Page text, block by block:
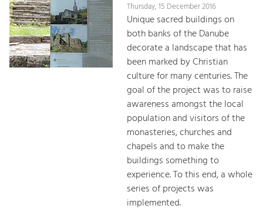
Thursday, 15 December 2016
Unique sacred buildings on
both banks of the Danube
decorate a landscape that has
been marked by Christian
culture for many centuries. The
goal of the project was to raise
awareness amongst the local
population and visitors of the
monasteries, churches and
chapels and to make the
buildings something to
experience. To this end, a whole
series of projects was
implemented.